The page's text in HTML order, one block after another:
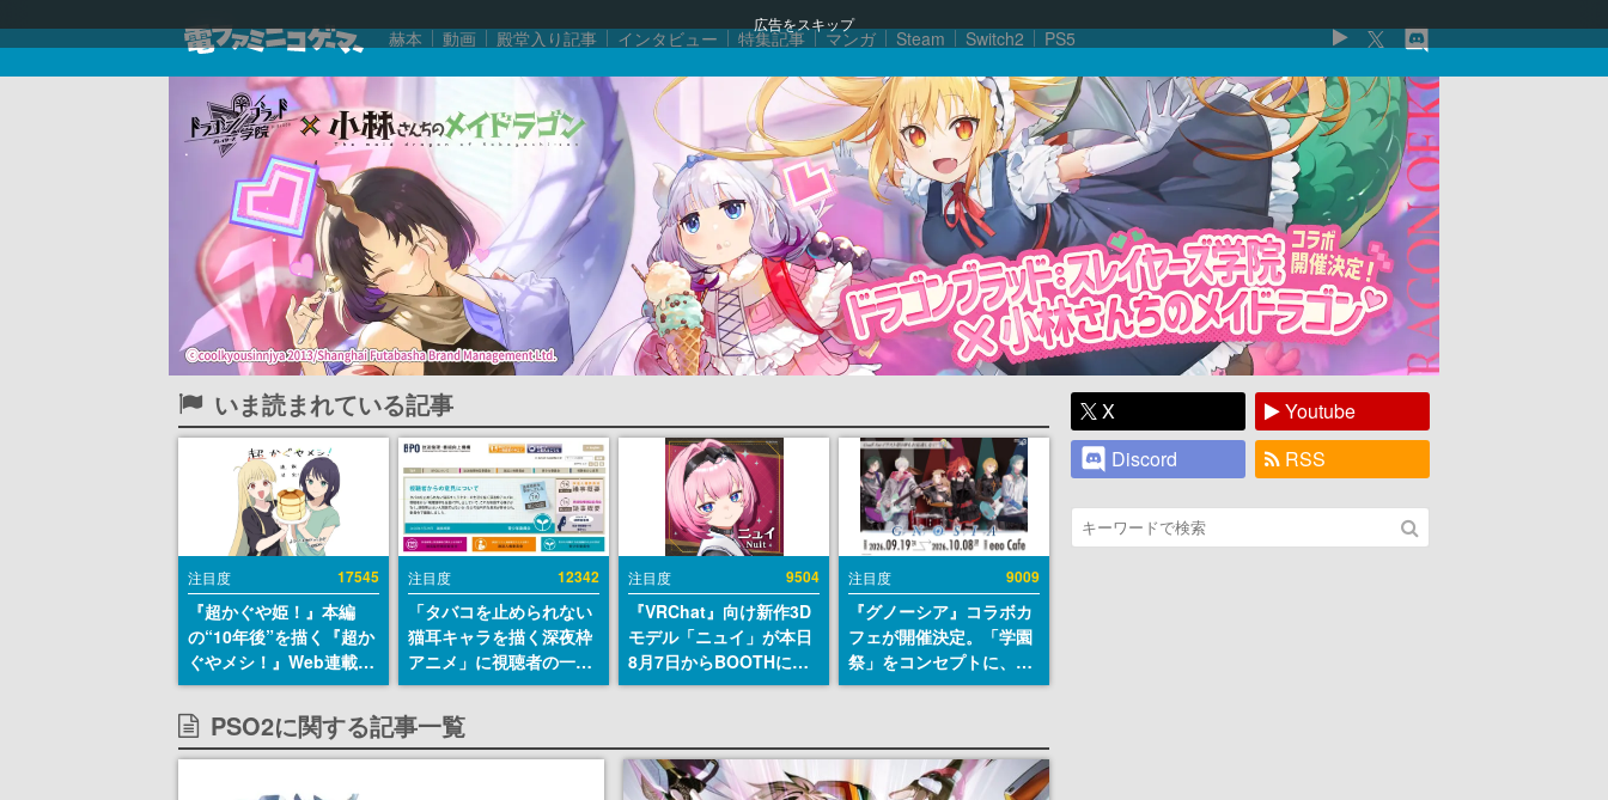
広告をスキップ
赫本 動画 殿堂入り記事 インタビュー 特集記事 マンガ Steam Switch2 PS5
いま読まれている記事
注目度 17545
『超かぐや姫！』本編
の“10年後”を描く『超か
ぐやメシ！』Web連載決
定。新たなWebマンガレ
ーベル「ビビビコミッ
ク」にて特別話が掲載ス
タート、あのお話には…
まだ続きがある！
注目度 12342
「タバコを止められない
猫耳キャラを描く深夜枠
アニメ」に視聴者の一部
から批判意見。違法薬物
の使用と思しき描写も含
めて、BPOが議論を交わ
す
注目度 9504
『VRChat』向け新作3D
モデル「ニュイ」が本日
8月7日からBOOTHにて
発売。瞳に光る星や感情
注目度 9009
『グノーシア』コラボカ
フェが開催決定。「学園
祭」をコンセプトに、模
擬店やセツやSQ、ラキオ
ッズが展開
PSO2に関する記事一覧
X
Youtube
Discord
RSS